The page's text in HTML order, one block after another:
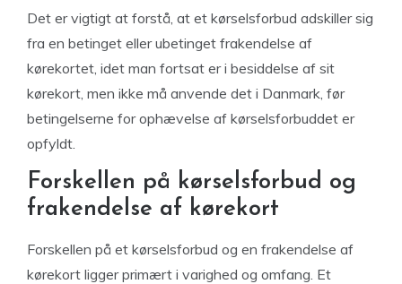
Det er vigtigt at forstå, at et kørselsforbud adskiller sig
fra en betinget eller ubetinget frakendelse af
kørekortet, idet man fortsat er i besiddelse af sit
kørekort, men ikke må anvende det i Danmark, før
betingelserne for ophævelse af kørselsforbuddet er
opfyldt.
Forskellen på kørselsforbud og
frakendelse af kørekort
Forskellen på et kørselsforbud og en frakendelse af
kørekort ligger primært i varighed og omfang. Et